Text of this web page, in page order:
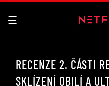
RECENZE 2. ČÁSTI
SKLÍZENÍ OBILÍ A